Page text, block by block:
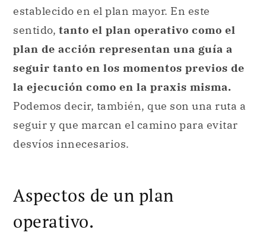
establecido en el plan mayor. En este
sentido, tanto el plan operativo como el
plan de acción representan una guía a
seguir tanto en los momentos previos de
la ejecución como en la praxis misma.
Podemos decir, también, que son una ruta a
seguir y que marcan el camino para evitar
desvíos innecesarios.
Aspectos de un plan
operativo.